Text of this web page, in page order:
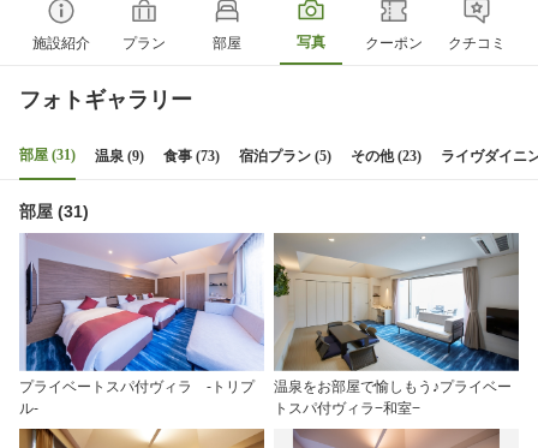
施設紹介 プラン 部屋 写真 クーポン クチコミ
フォトギャラリー
部屋 (31) 温泉 (9) 食事 (73) 宿泊プラン (5) その他 (23) ライヴダイニ
部屋 (31)
プライベートスパ付ヴィラ -トリプ
ル‐
温泉をお部屋で愉しもう♪プライベー
トスパ付ヴィラ−和室−